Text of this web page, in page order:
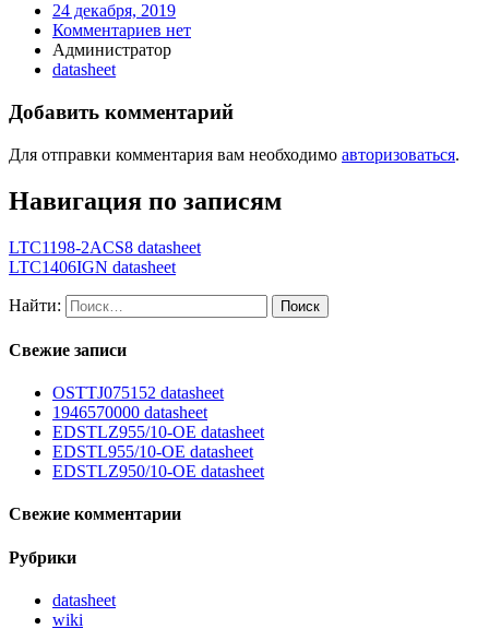
24 декабря, 2019
Комментариев нет
Администратор
datasheet
Добавить комментарий
Для отправки комментария вам необходимо авторизоваться.
Навигация по записям
LTC1198-2ACS8 datasheet
LTC1406IGN datasheet
Найти:
Свежие записи
OSTTJ075152 datasheet
1946570000 datasheet
EDSTLZ955/10-OE datasheet
EDSTL955/10-OE datasheet
EDSTLZ950/10-OE datasheet
Свежие комментарии
Рубрики
datasheet
wiki